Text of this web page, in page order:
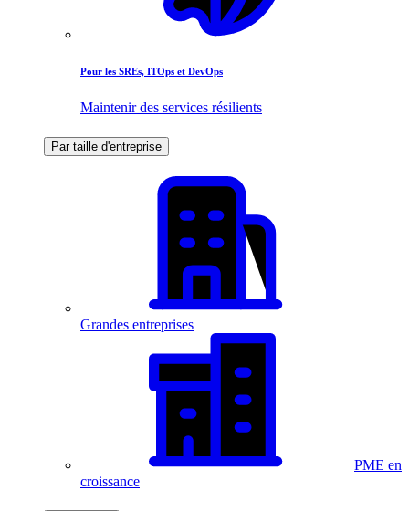
Pour les SREs, ITOps et DevOps
Maintenir des services résilients
Par taille d'entreprise
Grandes entreprises
PME en
croissance